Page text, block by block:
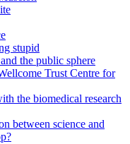
stupid
the public sphere
Trust Centre for
the biomedical research
between science and